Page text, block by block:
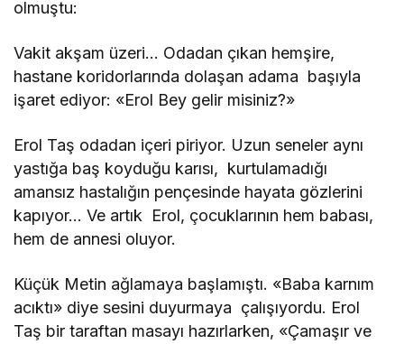
olmuştu:
Vakit akşam üzeri… Odadan çıkan hemşire,
hastane koridorlarında dolaşan adama başıyla
işaret ediyor: «Erol Bey gelir misiniz?»
Erol Taş odadan içeri piriyor. Uzun seneler aynı
yastığa baş koyduğu karısı, kurtulamadığı
amansız hastalığın pençesinde hayata gözlerini
kapıyor… Ve artık Erol, çocuklarının hem babası,
hem de annesi oluyor.
Küçük Metin ağlamaya başlamıştı. «Baba karnım
acıktı» diye sesini duyurmaya çalışıyordu. Erol
Taş bir taraftan masayı hazırlarken, «Çamaşır ve